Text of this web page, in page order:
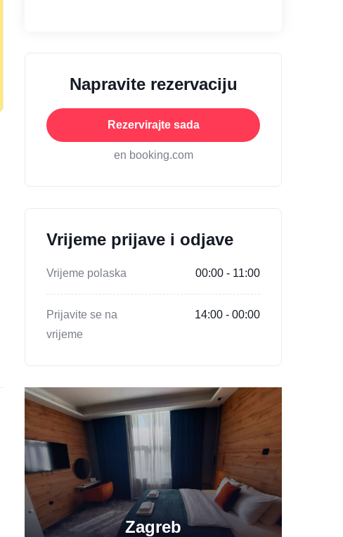
Napravite rezervaciju
Rezervirajte sada
en booking.com
Vrijeme prijave i odjave
Vrijeme polaska 00:00 - 11:00
Prijavite se na
vrijeme
14:00 - 00:00
Zagreb